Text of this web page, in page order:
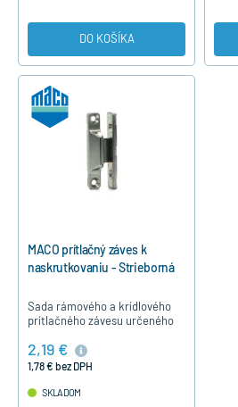
DO KOŠÍKA
MACO prítlačný záves k
naskrutkovaniu - Strieborná
Sada rámového a krídlového
prítlačného závesu určeného
otváravé okná a balkónové
dvere okuté s kovaním MACO
2,19 €
1,78 € bez DPH
SKLADOM